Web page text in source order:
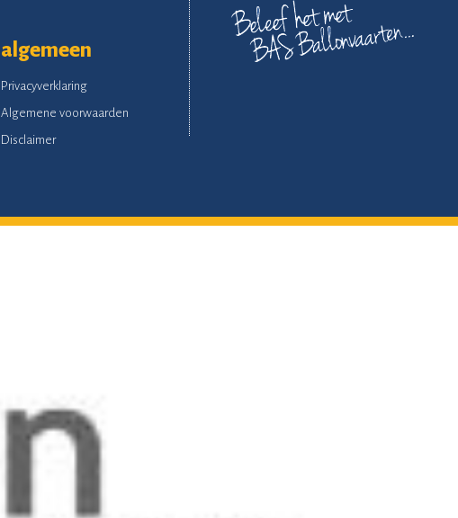
algemeen
Privacyverklaring
Algemene voorwaarden
Disclaimer